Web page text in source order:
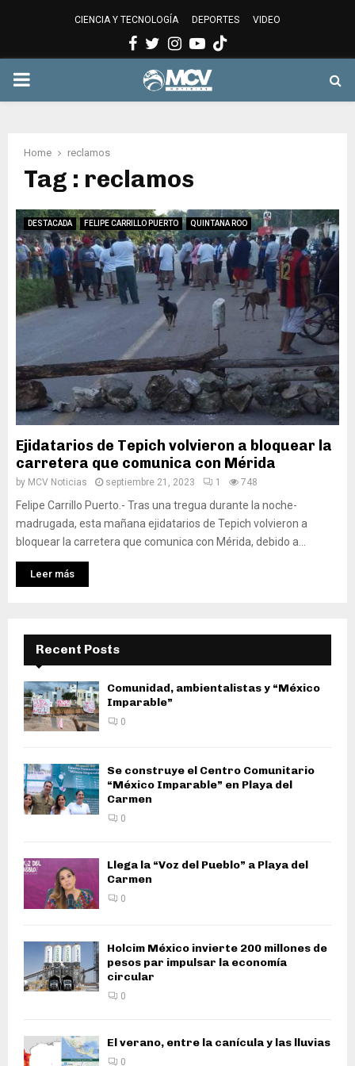
CIENCIA Y TECNOLOGÍA DEPORTES VIDEO
Facebook
Twitter
Instagram
Youtube
PRIMARY
Home reclamos
Tag : reclamos
DESTACADA FELIPE CARRILLO PUERTO QUINTANA ROO
Ejidatarios de Tepich volvieron a bloquear la
carretera que comunica con Mérida
by MCV Noticias septiembre 21, 2023 1 748
Felipe Carrillo Puerto.- Tras una tregua durante la noche-
madrugada, esta mañana ejidatarios de Tepich volvieron a
bloquear la carretera que comunica con Mérida, debido a...
Leer más
Recent Posts
Comunidad, ambientalistas y “México
Imparable”
0
Se construye el Centro Comunitario
“México Imparable” en Playa del
Carmen
0
Llega la “Voz del Pueblo” a Playa del
Carmen
0
Holcim México invierte 200 millones de
pesos par impulsar la economía
circular
0
El verano, entre la canícula y las lluvias
0